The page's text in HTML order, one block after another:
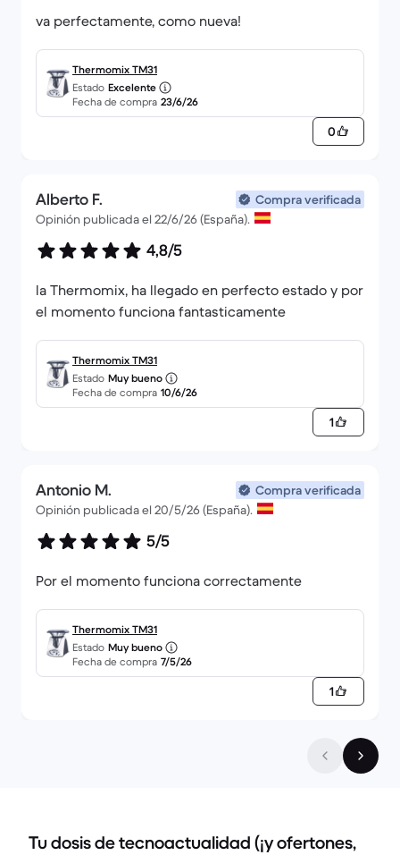
va perfectamente, como nueva!
Thermomix TM31
Estado Excelente
Fecha de compra 23/6/26
0
Alberto F.
Compra verificada
Opinión publicada el 22/6/26 (España).
4,8/5
la Thermomix, ha llegado en perfecto estado y por
el momento funciona fantasticamente
Thermomix TM31
Estado Muy bueno
Fecha de compra 10/6/26
1
Antonio M.
Compra verificada
Opinión publicada el 20/5/26 (España).
5/5
Por el momento funciona correctamente
Thermomix TM31
Estado Muy bueno
Fecha de compra 7/5/26
1
Tu dosis de tecnoactualidad (¡y ofertones,